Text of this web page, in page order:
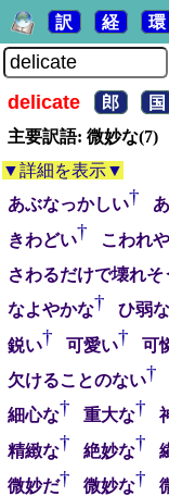
訳 経 環
delicate 郎
国
主要訳語: 微妙な(7)
▼詳細を表示▼
あぶなっかしい†
きわどい† こわれ
さわるだけで壊れそ
なよやかな† ひ弱な
鋭い† 可愛い† 可
欠けることのない†
細心な† 重大な†
精緻な† 絶妙な†
微妙だ† 微妙な†